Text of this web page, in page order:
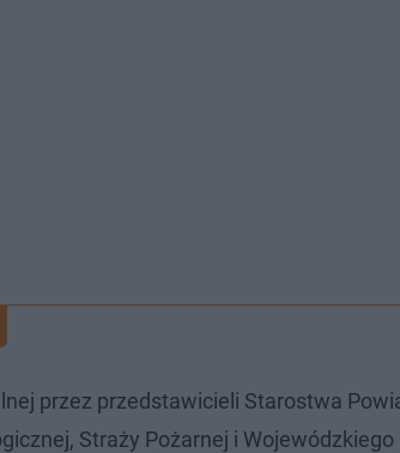
przez przedstawicieli Starostwa
Straży Pożarnej i Wojewódzkiego